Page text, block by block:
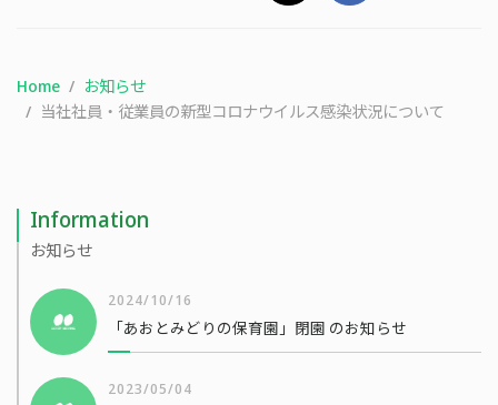
Home
お知らせ
当社社員・従業員の新型コロナウイルス感染状況について
Information
お知らせ
2024/10/16
「あおとみどりの保育園」閉園 のお知らせ
2023/05/04